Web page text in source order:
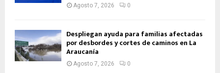
Agosto 7, 2026 0
Despliegan ayuda para familias afectadas
por desbordes y cortes de caminos en La
Araucanía
Agosto 7, 2026 0